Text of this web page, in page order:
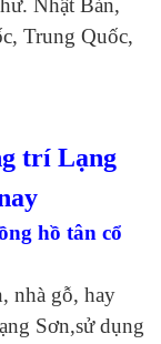
Nhật Bản,
Trung Quốc,
trí Lạng
hồ tân cổ
nhà gỗ, hay
Sơn,sử dụng